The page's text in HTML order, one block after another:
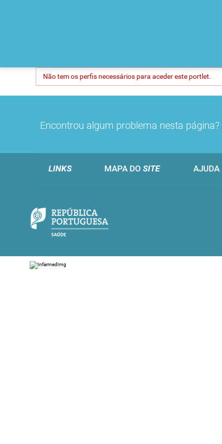
Não tem os perfis necessários para aceder este portlet.
Encontrou algum problema nesta página?
LINKS MAPA DO SITE AJUDA